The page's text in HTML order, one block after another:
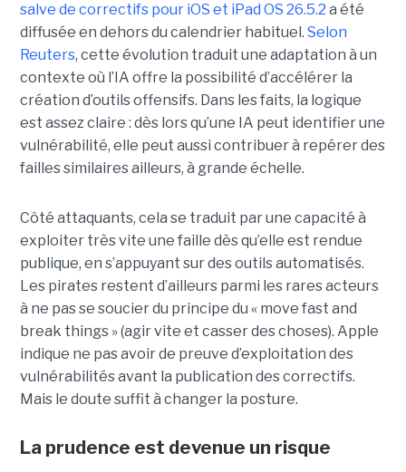
salve de correctifs pour iOS et iPad OS 26.5.2 a été
diffusée en dehors du calendrier habituel. Selon
Reuters, cette évolution traduit une adaptation à un
contexte où l’IA offre la possibilité d’accélérer la
création d’outils offensifs. Dans les faits, la logique
est assez claire : dès lors qu’une IA peut identifier une
vulnérabilité, elle peut aussi contribuer à repérer des
failles similaires ailleurs, à grande échelle.
Côté attaquants, cela se traduit par une capacité à
exploiter très vite une faille dès qu’elle est rendue
publique, en s’appuyant sur des outils automatisés.
Les pirates restent d’ailleurs parmi les rares acteurs
à ne pas se soucier du principe du « move fast and
break things » (agir vite et casser des choses). Apple
indique ne pas avoir de preuve d’exploitation des
vulnérabilités avant la publication des correctifs.
Mais le doute suffit à changer la posture.
La prudence est devenue un risque